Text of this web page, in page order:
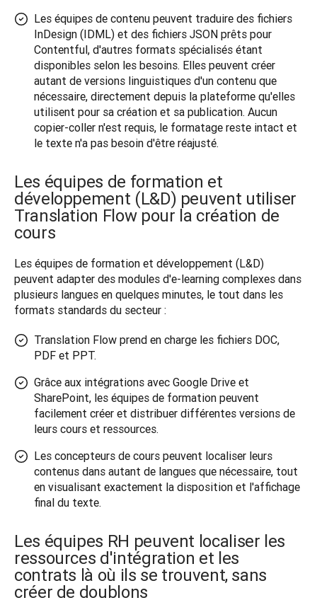
Les équipes de contenu peuvent traduire des fichiers
InDesign (IDML) et des fichiers JSON prêts pour
Contentful, d'autres formats spécialisés étant
disponibles selon les besoins. Elles peuvent créer
autant de versions linguistiques d'un contenu que
nécessaire, directement depuis la plateforme qu'elles
utilisent pour sa création et sa publication. Aucun
copier-coller n'est requis, le formatage reste intact et
le texte n'a pas besoin d'être réajusté.
Les équipes de formation et
développement (L&D) peuvent utiliser
Translation Flow pour la création de
cours
Les équipes de formation et développement (L&D)
peuvent adapter des modules d'e-learning complexes dans
plusieurs langues en quelques minutes, le tout dans les
formats standards du secteur :
Translation Flow prend en charge les fichiers DOC,
PDF et PPT.
Grâce aux intégrations avec Google Drive et
SharePoint, les équipes de formation peuvent
facilement créer et distribuer différentes versions de
leurs cours et ressources.
Les concepteurs de cours peuvent localiser leurs
contenus dans autant de langues que nécessaire, tout
en visualisant exactement la disposition et l'affichage
final du texte.
Les équipes RH peuvent localiser les
ressources d'intégration et les
contrats là où ils se trouvent, sans
créer de doublons